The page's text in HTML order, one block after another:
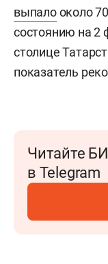
выпалооколо
состоянию на 2
столице
показатель
Читайте
в Telegram